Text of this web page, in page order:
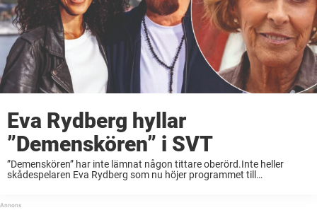
Eva Rydberg hyllar
”Demenskören” i SVT
”Demenskören” har inte lämnat någon tittare oberörd.Inte heller
skådespelaren Eva Rydberg som nu höjer programmet till